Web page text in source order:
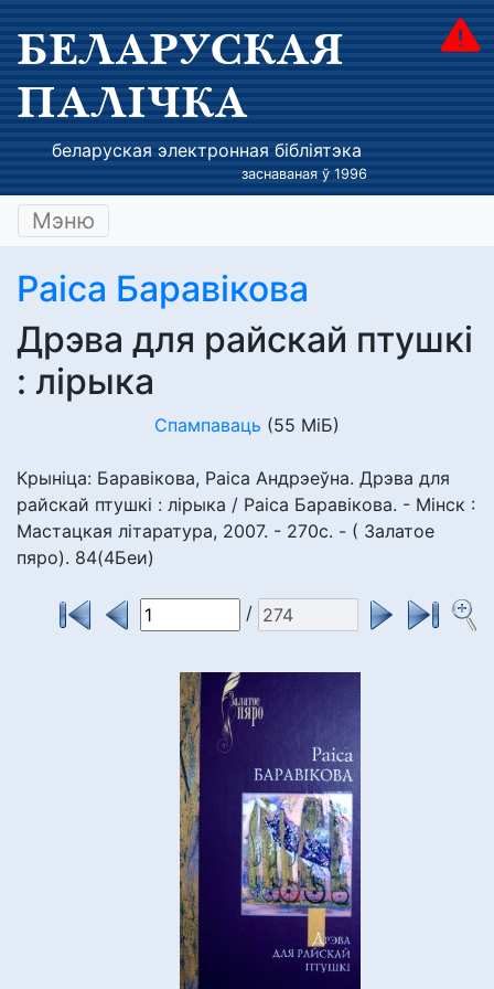
БЕЛАРУСКАЯ
ПАЛІЧКА
беларуская электронная бібліятэка
заснаваная ў 1996
Мэню
Раіса Баравікова
Дрэва для райскай птушкі
: лірыка
Спампаваць (55 МіБ)
Крыніца: Баравікова, Раіса Андрэеўна. Дрэва для
райскай птушкі : лірыка / Раіса Баравікова. - Мінск :
Мастацкая літаратура, 2007. - 270с. - ( Залатое
пяро). 84(4Беи)
/